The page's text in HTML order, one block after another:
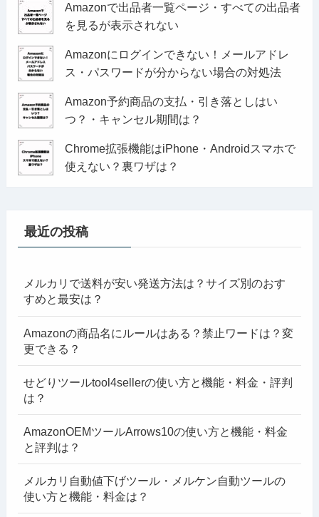
Amazonで出品者一覧ページ・すべての出品者
を見るが表示されない
Amazonにログインできない！メールアドレ
ス・パスワードが分からない場合の対処法
Amazon予約商品の支払・引き落としはい
つ？・キャンセル期間は？
Chrome拡張機能はiPhone・Androidスマホで
使えない？裏ワザは？
最近の投稿
メルカリで送料が安い発送方法は？サイズ別のおす
すめと最安は？
Amazonの商品名にルールはある？禁止ワードは？変
更できる？
せどりツールtool4sellerの使い方と機能・料金・評判
は？
AmazonOEMツールArrows10の使い方と機能・料金
と評判は？
メルカリ自動値下げツール・メルケン自動ツールの
使い方と機能・料金は？